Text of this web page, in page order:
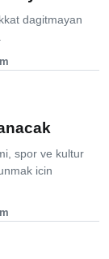
dagitmayan
spor ve kultur
icin